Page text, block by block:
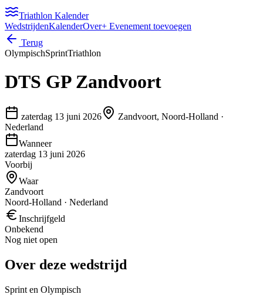
Triathlon Kalender
WedstrijdenKalenderOver+ Evenement toevoegen
Terug
OlympischSprintTriathlon
DTS GP Zandvoort
zaterdag 13 juni 2026 Zandvoort, Noord-Holland ·
Nederland
Wanneer
zaterdag 13 juni 2026
Voorbij
Waar
Zandvoort
Noord-Holland · Nederland
Inschrijfgeld
Onbekend
Nog niet open
Over deze wedstrijd
Sprint en Olympisch